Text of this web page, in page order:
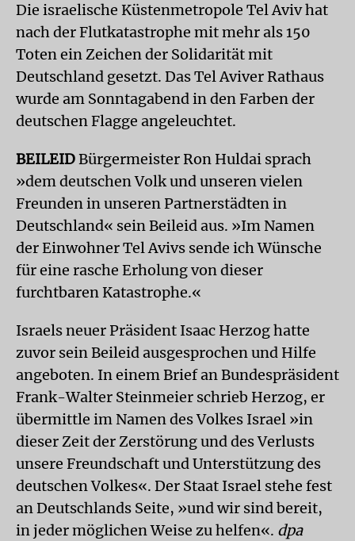
Die israelische Küstenmetropole Tel Aviv hat
nach der Flutkatastrophe mit mehr als 150
Toten ein Zeichen der Solidarität mit
Deutschland gesetzt. Das Tel Aviver Rathaus
wurde am Sonntagabend in den Farben der
deutschen Flagge angeleuchtet.
BEILEIDBürgermeister Ron Huldai sprach
»dem deutschen Volk und unseren vielen
Freunden in unseren Partnerstädten in
Deutschland« sein Beileid aus. »Im Namen
der Einwohner Tel Avivs sende ich Wünsche
für eine rasche Erholung von dieser
furchtbaren Katastrophe.«
Israels neuer Präsident Isaac Herzog hatte
zuvor sein Beileid ausgesprochen und Hilfe
angeboten. In einem Brief an Bundespräsident
Frank-Walter Steinmeier schrieb Herzog, er
übermittle im Namen des Volkes Israel »in
dieser Zeit der Zerstörung und des Verlusts
unsere Freundschaft und Unterstützung des
deutschen Volkes«. Der Staat Israel stehe fest
an Deutschlands Seite, »und wir sind bereit,
in jeder möglichen Weise zu helfen«. dpa